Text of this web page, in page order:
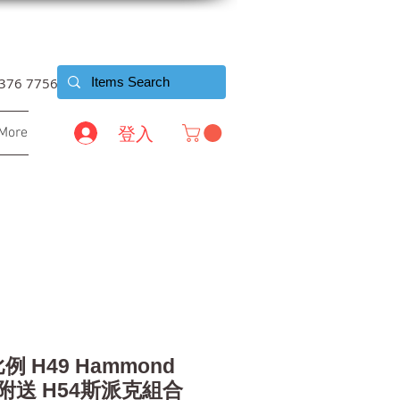
7756
登入
H49 Hammond
送 H54斯派克組合